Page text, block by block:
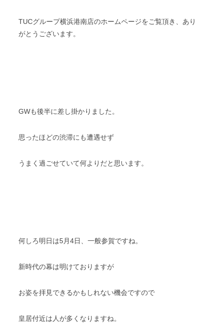
TUCグループ横浜港南店のホームページをご覧頂き、あり
がとうございます。
GWも後半に差し掛かりました。
思ったほどの渋滞にも遭遇せず
うまく過ごせていて何よりだと思います。
何しろ明日は5月4日、一般参賀ですね。
新時代の幕は明けておりますが
お姿を拝見できるかもしれない機会ですので
皇居付近は人が多くなりますね。